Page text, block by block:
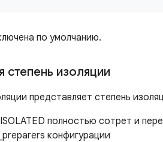
по умолчанию.
степень изоляции
представляет степень
полностью сотрет и
конфигурации